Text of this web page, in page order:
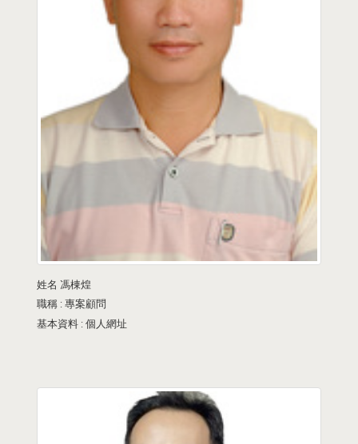
姓名 馮棟煌
職稱 : 專案顧問
基本資料 : 個人網址